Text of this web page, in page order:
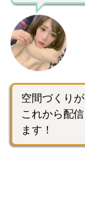
空間づくり
これから配
ます！